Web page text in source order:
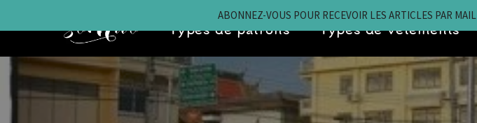
au
contenu
Types de patrons Types de vêtements
ABONNEZ-VOUS POUR RECEVOIR LES ARTICLES PAR MAIL